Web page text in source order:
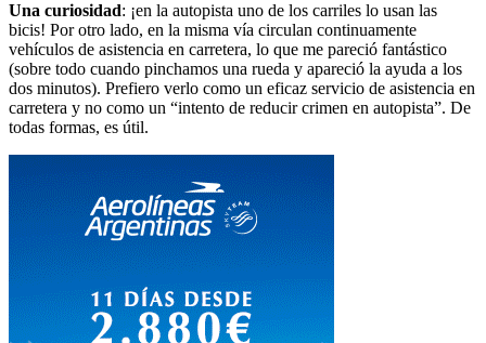
Una curiosidad: ¡en la autopista uno de los carriles lo usan las
bicis! Por otro lado, en la misma vía circulan continuamente
vehículos de asistencia en carretera, lo que me pareció fantástico
(sobre todo cuando pinchamos una rueda y apareció la ayuda a los
dos minutos). Prefiero verlo como un eficaz servicio de asistencia en
carretera y no como un “intento de reducir crimen en autopista”. De
todas formas, es útil.